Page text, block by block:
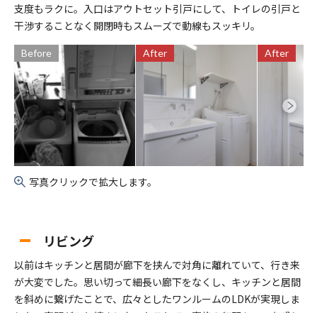
支度もラクに。入口はアウトセット引戸にして、トイレの引戸と
干渉することなく開閉時もスムーズで動線もスッキリ。
Before After After
写真クリックで拡大します。
リビング
以前はキッチンと居間が廊下を挟んで対角に離れていて、行き来
が大変でした。思い切って細長い廊下をなくし、キッチンと居間
を斜めに繋げたことで、広々としたワンルームのLDKが実現しま